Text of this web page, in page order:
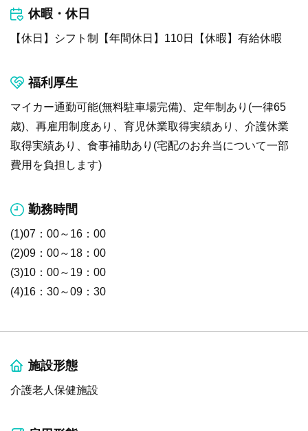
休暇・休日
【休日】シフト制【年間休日】110日【休暇】有給休暇
福利厚生
マイカー通勤可能(無料駐車場完備)、定年制あり(一律65
歳)、再雇用制度あり、育児休業取得実績あり、介護休業
取得実績あり、食事補助あり(宅配のお弁当について一部
費用を負担します)
勤務時間
(1)07：00～16：00
(2)09：00～18：00
(3)10：00～19：00
(4)16：30～09：30
施設形態
介護老人保健施設